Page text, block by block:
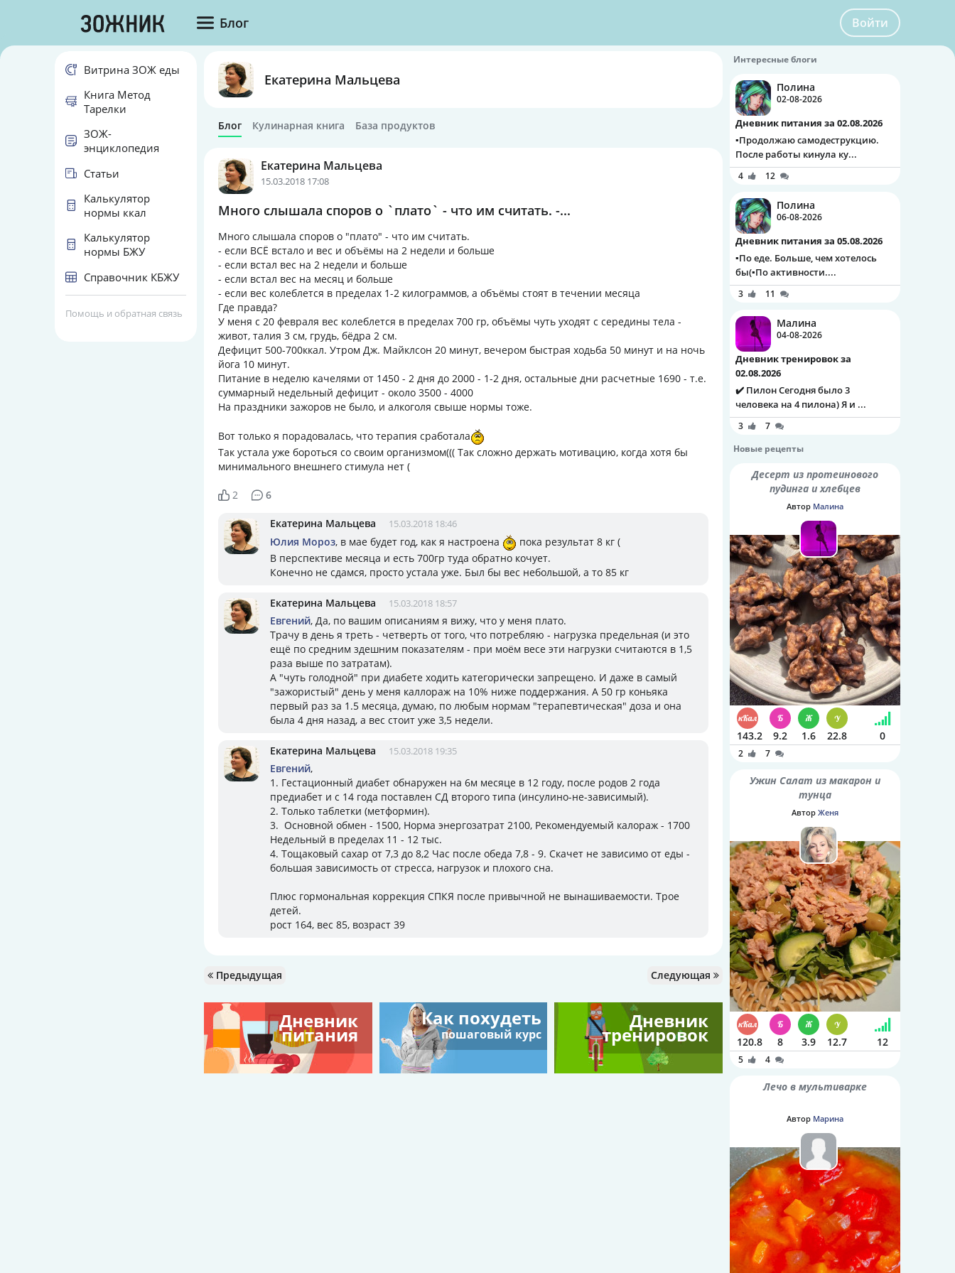
Блог Войти
Екатерина Мальцева
Блог Кулинарная книга База продуктов
Екатерина Мальцева
15.03.2018 17:08
Много слышала споров о `плато` - что им считать. -...
Много слышала споров о "плато" - что им считать.
- если ВСЁ встало и вес и объёмы на 2 недели и больше
- если встал вес на 2 недели и больше
- если встал вес на месяц и больше
- если вес колеблется в пределах 1-2 килограммов, а объёмы стоят в течении месяца
Где правда?
У меня с 20 февраля вес колеблется в пределах 700 гр, объёмы чуть уходят с середины тела -
живот, талия 3 см, грудь, бёдра 2 см.
Дефицит 500-700ккал. Утром Дж. Майклсон 20 минут, вечером быстрая ходьба 50 минут и на ночь
йога 10 минут.
Питание в неделю качелями от 1450 - 2 дня до 2000 - 1-2 дня, остальные дни расчетные 1690 - т.е.
суммарный недельный дефицит - около 3500 - 4000
На праздники зажоров не было, и алкоголя свыше нормы тоже.
Вот только я порадовалась, что терапия сработала
Так устала уже бороться со своим организмом((( Так сложно держать мотивацию, когда хотя бы
минимального внешнего стимула нет (
2 6
Екатерина Мальцева 15.03.2018 18:46
Юлия Мороз, в мае будет год, как я настроена
пока результат 8 кг (
В перспективе месяца и есть 700гр туда обратно кочует.
Конечно не сдамся, просто устала уже. Был бы вес небольшой, а то 85 кг
Екатерина Мальцева 15.03.2018 18:57
Евгений, Да, по вашим описаниям я вижу, что у меня плато.
Трачу в день я треть - четверть от того, что потребляю - нагрузка предельная (и это
ещё по средним здешним показателям - при моём весе эти нагрузки считаются в 1,5
раза выше по затратам).
А "чуть голодной" при диабете ходить категорически запрещено. И даже в самый
"зажористый" день у меня каллораж на 10% ниже поддержания. А 50 гр коньяка
первый раз за 1.5 месяца, думаю, по любым нормам "терапевтическая" доза и она
была 4 дня назад, а вес стоит уже 3,5 недели.
Екатерина Мальцева 15.03.2018 19:35
Евгений,
1. Гестационный диабет обнаружен на 6м месяце в 12 году, после родов 2 года
предиабет и с 14 года поставлен СД второго типа (инсулино-не-зависимый).
2. Только таблетки (метформин).
3. Основной обмен - 1500, Норма энергозатрат 2100, Рекомендуемый калораж - 1700
Недельный в пределах 11 - 12 тыс.
4. Тощаковый сахар от 7,3 до 8,2 Час после обеда 7,8 - 9. Скачет не зависимо от еды -
большая зависимость от стресса, нагрузок и плохого сна.
Плюс гормональная коррекция СПКЯ после привычной не вынашиваемости. Трое
детей.
рост 164, вес 85, возраст 39
Предыдущая Следующая
Дневник
питания
Как похудеть
пошаговый курс
Дневник
тренировок
Витрина ЗОЖ еды
Книга Метод
Тарелки
ЗОЖ-
энциклопедия
Статьи
Калькулятор
нормы ккал
Калькулятор
нормы БЖУ
Справочник КБЖУ
Помощь и обратная связь
Интересные блоги
Полина
02-08-2026
Дневник питания за 02.08.2026
▪️Продолжаю самодеструкцию.
После работы кинула ку...
4 12
Полина
06-08-2026
Дневник питания за 05.08.2026
▪️По еде. Больше, чем хотелось
бы(▪️По активности....
3 11
Малина
04-08-2026
Дневник тренировок за
02.08.2026
✔️ Пилон Сегодня было 3
человека на 4 пилона) Я и ...
3
7
Новые рецепты
Десерт из протеинового
пудинга и хлебцев
Автор Малина
143.2 9.2 1.6 22.8 0
2 7
Ужин Салат из макарон и
тунца
Автор Женя
120.8 8 3.9 12.7 12
5 4
Лечо в мультиварке
Автор Марина